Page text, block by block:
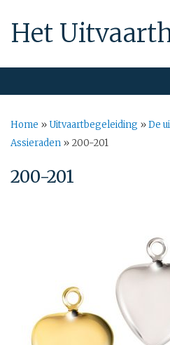
Het
Home »Uitvaartbegeleiding »De
Assieraden » 200-201
200-201